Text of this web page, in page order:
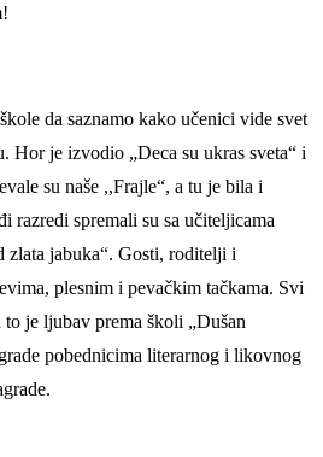
da saznamo kako učenici vide svet
Hor je izvodio „Deca su ukras sveta“ i
su naše ,,Frajle“, a tu je bila i
razredi spremali su sa učiteljicama
zlata jabuka“. Gosti, roditelji i
plesnim i pevačkim tačkama. Svi
je ljubav prema školi „Dušan
pobednicima literarnog i likovnog